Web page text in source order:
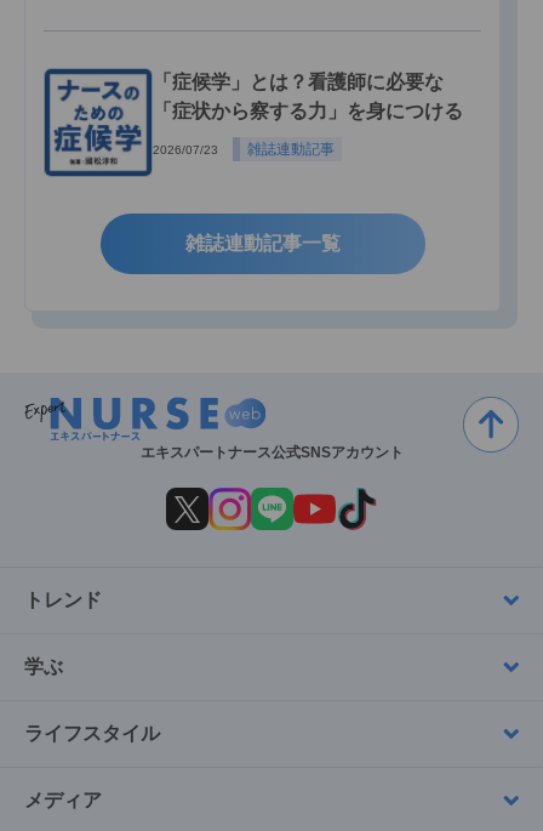
「症候学」とは？看護師に必要な
「症状から察する力」を身につける
2026/07/23 雑誌連動記事
雑誌連動記事一覧
エキスパートナース公式SNSアカウント
トレンド
学ぶ
ライフスタイル
メディア